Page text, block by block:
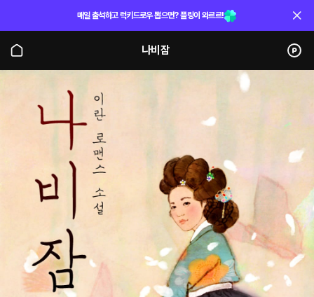
매일 출석하고 럭키드로우 뽑으면? 플링이 와르르!
나비잠